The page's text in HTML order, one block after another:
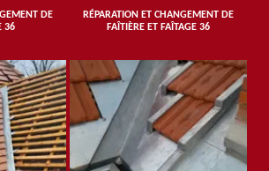
DE
36
RÉPARATION ET CHANGEMENT DE
FAÎTIÈRE ET FAÎTAGE 36